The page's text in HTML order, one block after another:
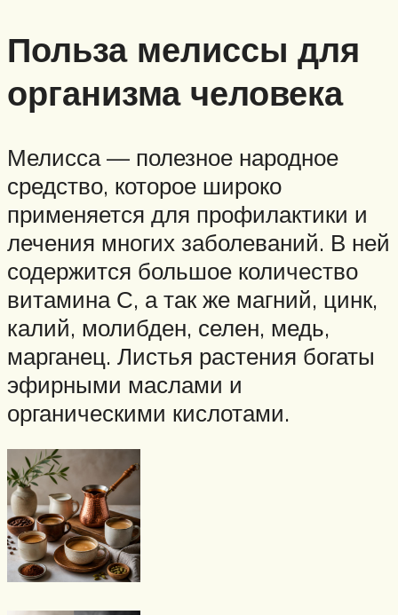
Польза мелиссы для
организма человека
Мелисса — полезное народное
средство, которое широко
применяется для профилактики и
лечения многих заболеваний. В ней
содержится большое количество
витамина С, а так же магний, цинк,
калий, молибден, селен, медь,
марганец. Листья растения богаты
эфирными маслами и
органическими кислотами.